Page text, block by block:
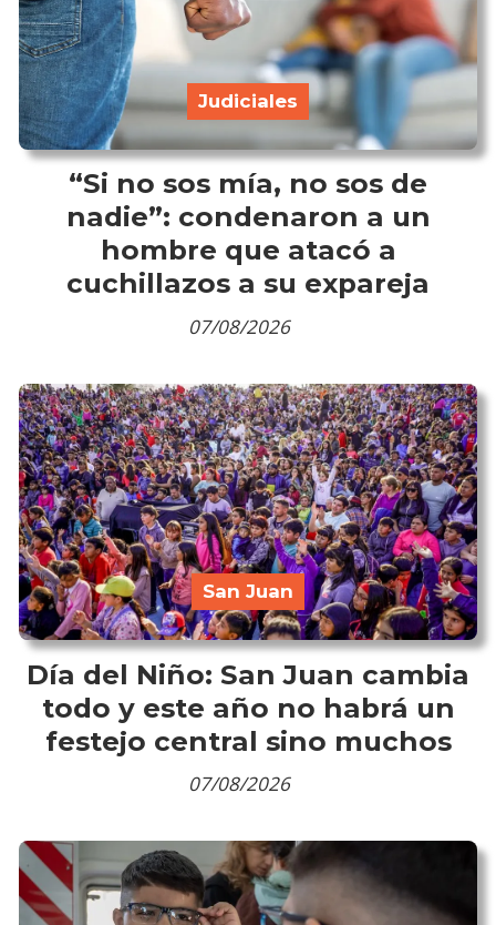
“Si no sos mía, no sos de
nadie”: condenaron a un
hombre que atacó a
cuchillazos a su expareja
Judiciales
07/08/2026
Día del Niño: San Juan cambia
todo y este año no habrá un
festejo central sino muchos
San Juan
07/08/2026